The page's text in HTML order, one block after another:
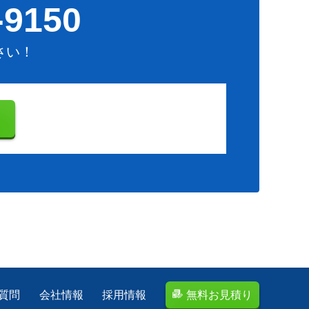
！
問 会社情報 採用情報 無料お見積り